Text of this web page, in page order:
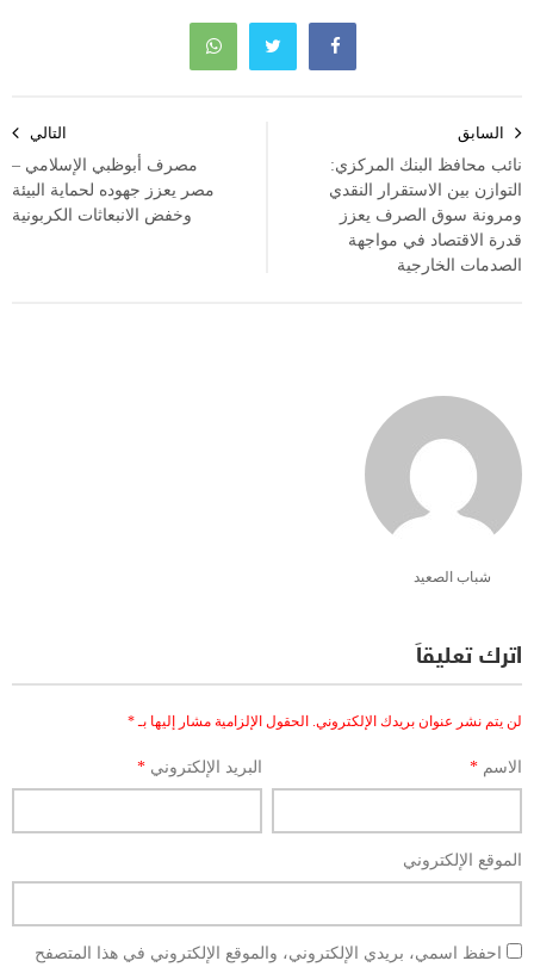
المقالات
السابق
نائب محافظ البنك المركزي:
التوازن بين الاستقرار النقدي
ومرونة سوق الصرف يعزز
قدرة الاقتصاد في مواجهة
الصدمات الخارجية
التالي
مصرف أبوظبي الإسلامي –
مصر يعزز جهوده لحماية البيئة
وخفض الانبعاثات الكربونية
شباب الصعيد
اترك تعليقاً
لن يتم نشر عنوان بريدك الإلكتروني. الحقول الإلزامية مشار إليها بـ*
الاسم * البريد الإلكتروني*
الموقع الإلكتروني
احفظ اسمي، بريدي الإلكتروني، والموقع الإلكتروني في هذا المتصفح